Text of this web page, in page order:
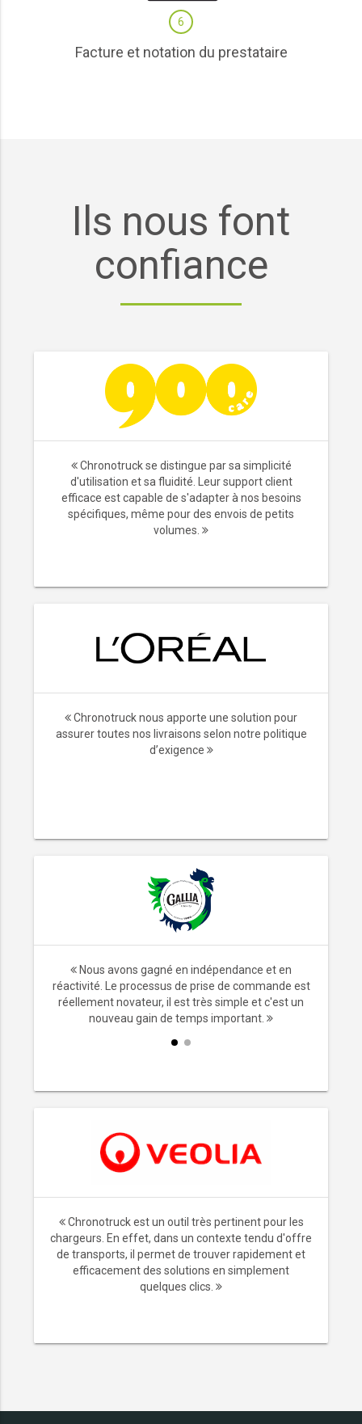
6
Facture et notation du prestataire
Ils nous font
confiance
Chronotruck se distingue par sa simplicité
d'utilisation et sa fluidité. Leur support client
efficace est capable de s'adapter à nos besoins
spécifiques, même pour des envois de petits
volumes.
Chronotruck nous apporte une solution pour
assurer toutes nos livraisons selon notre politique
d’exigence
Nous avons gagné en indépendance et en
réactivité. Le processus de prise de commande est
réellement novateur, il est très simple et c'est un
nouveau gain de temps important.
Chronotruck est un outil très pertinent pour les
chargeurs. En effet, dans un contexte tendu d'offre
de transports, il permet de trouver rapidement et
efficacement des solutions en simplement
quelques clics.